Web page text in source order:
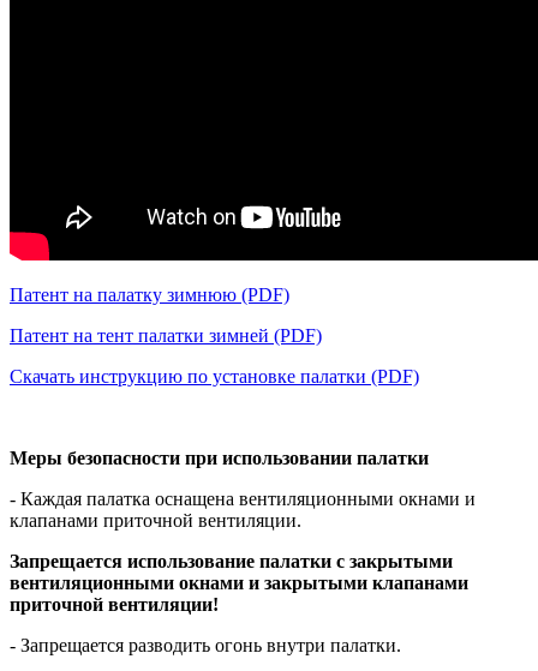
Патент на палатку зимнюю (PDF)
Патент на тент палатки зимней (PDF)
Скачать инструкцию по установке палатки (PDF)
Меры безопасности при использовании палатки
- Каждая палатка оснащена вентиляционными окнами и
клапанами приточной вентиляции.
Запрещается использование палатки с закрытыми
вентиляционными окнами и закрытыми клапанами
приточной вентиляции!
- Запрещается разводить огонь внутри палатки.